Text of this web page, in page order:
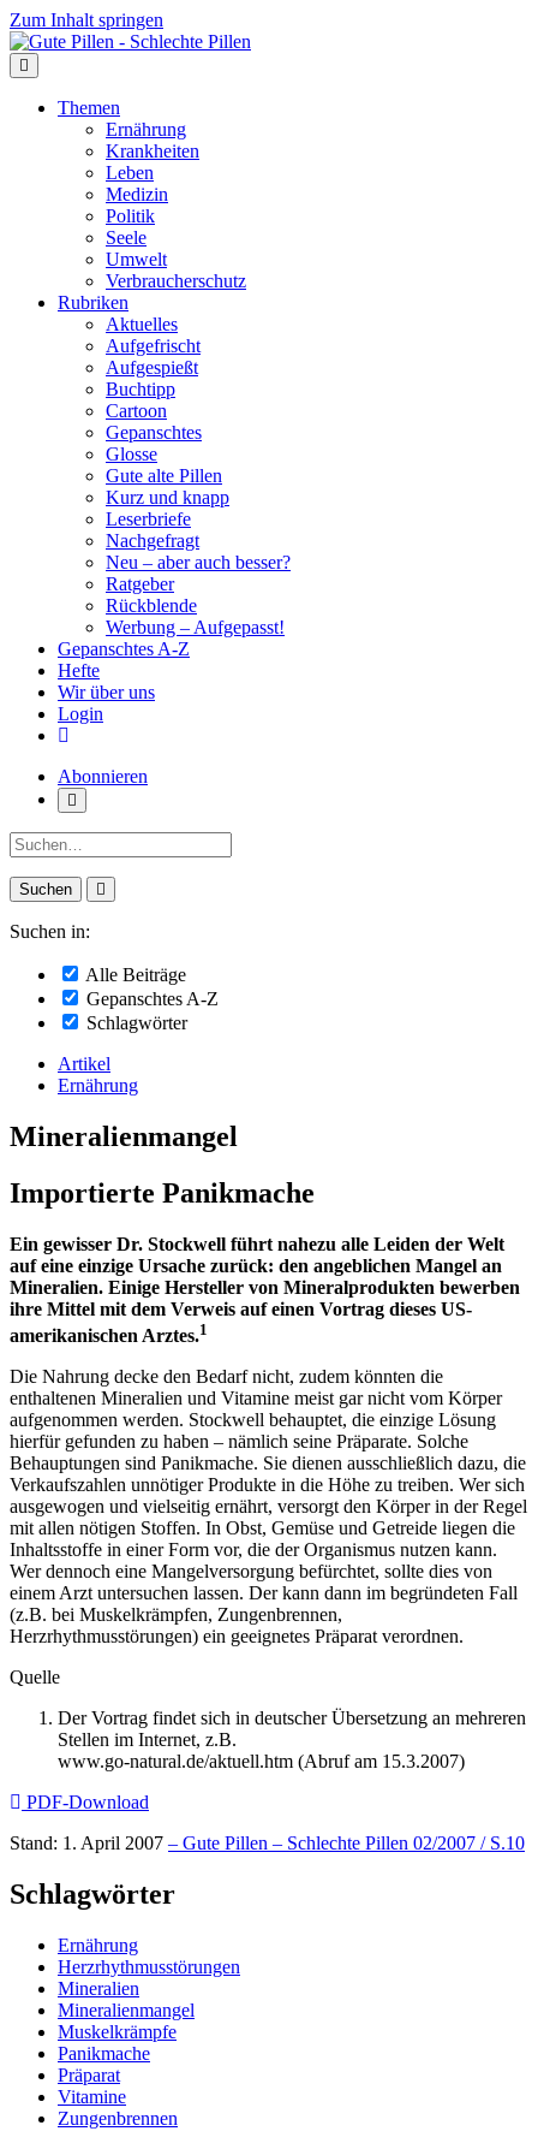
Zum Inhalt springen
Themen
Ernährung
Krankheiten
Leben
Medizin
Politik
Seele
Umwelt
Verbraucherschutz
Rubriken
Aktuelles
Aufgefrischt
Aufgespießt
Buchtipp
Cartoon
Gepanschtes
Glosse
Gute alte Pillen
Kurz und knapp
Leserbriefe
Nachgefragt
Neu – aber auch besser?
Ratgeber
Rückblende
Werbung – Aufgepasst!
Gepanschtes A-Z
Hefte
Wir über uns
Login
Abonnieren
Suche:
Suchen in:
Alle Beiträge
Gepanschtes A-Z
Schlagwörter
Artikel
Ernährung
Mineralienmangel
Importierte Panikmache
Ein gewisser Dr. Stockwell führt nahezu alle Leiden der Welt
auf eine einzige Ursache zurück: den angeblichen Mangel an
Mineralien. Einige Hersteller von Mineralprodukten bewerben
ihre Mittel mit dem Verweis auf einen Vortrag dieses US-
amerikanischen Arztes.1
Die Nahrung decke den Bedarf nicht, zudem könnten die
enthaltenen Mineralien und Vitamine meist gar nicht vom Körper
aufgenommen werden. Stockwell behauptet, die einzige Lösung
hierfür gefunden zu haben – nämlich seine Präparate. Solche
Behauptungen sind Panikmache. Sie dienen ausschließlich dazu, die
Verkaufszahlen unnötiger Produkte in die Höhe zu treiben. Wer sich
ausgewogen und vielseitig ernährt, versorgt den Körper in der Regel
mit allen nötigen Stoffen. In Obst, Gemüse und Getreide liegen die
Inhaltsstoffe in einer Form vor, die der Organismus nutzen kann.
Wer dennoch eine Mangelversorgung befürchtet, sollte dies von
einem Arzt untersuchen lassen. Der kann dann im begründeten Fall
(z.B. bei Muskelkrämpfen, Zungenbrennen,
Herzrhythmusstörungen) ein geeignetes Präparat verordnen.
Quelle
Der Vortrag findet sich in deutscher Übersetzung an mehreren
Stellen im Internet, z.B.
www.go-natural.de/aktuell.htm (Abruf am 15.3.2007)
PDF-Download
Stand: 1. April 2007 – Gute Pillen – Schlechte Pillen 02/2007 / S.10
Schlagwörter
Ernährung
Herzrhythmusstörungen
Mineralien
Mineralienmangel
Muskelkrämpfe
Panikmache
Präparat
Vitamine
Zungenbrennen